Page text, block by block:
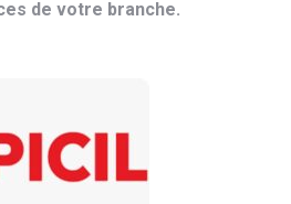
de votre branche.